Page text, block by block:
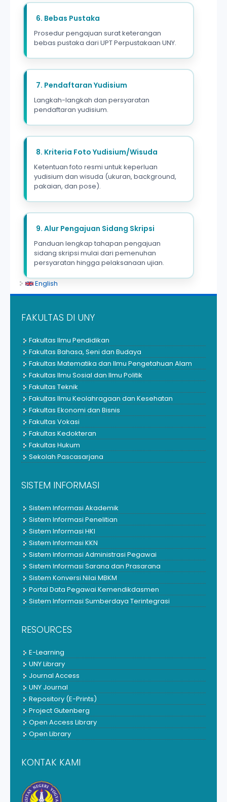
6. Bebas Pustaka
Prosedur pengajuan surat keterangan
bebas pustaka dari UPT Perpustakaan UNY.
7. Pendaftaran Yudisium
Langkah-langkah dan persyaratan
pendaftaran yudisium.
8. Kriteria Foto Yudisium/Wisuda
Ketentuan foto resmi untuk keperluan
yudisium dan wisuda (ukuran, background,
pakaian, dan pose).
9. Alur Pengajuan Sidang Skripsi
Panduan lengkap tahapan pengajuan
sidang skripsi mulai dari pemenuhan
persyaratan hingga pelaksanaan ujian.
English
FAKULTAS DI UNY
Fakultas Ilmu Pendidikan
Fakultas Bahasa, Seni dan Budaya
Fakultas Matematika dan Ilmu Pengetahuan Alam
Fakultas Ilmu Sosial dan Ilmu Politik
Fakultas Teknik
Fakultas Ilmu Keolahragaan dan Kesehatan
Fakultas Ekonomi dan Bisnis
Fakultas Vokasi
Fakultas Kedokteran
Fakultas Hukum
Sekolah Pascasarjana
SISTEM INFORMASI
Sistem Informasi Akademik
Sistem Informasi Penelitian
Sistem Informasi HKI
Sistem Informasi KKN
Sistem Informasi Administrasi Pegawai
Sistem Informasi Sarana dan Prasarana
Sistem Konversi Nilai MBKM
Portal Data Pegawai Kemendikdasmen
Sistem Informasi Sumberdaya Terintegrasi
RESOURCES
E-Learning
UNY Library
Journal Access
UNY Journal
Repository (E-Prints)
Project Gutenberg
Open Access Library
Open Library
KONTAK KAMI